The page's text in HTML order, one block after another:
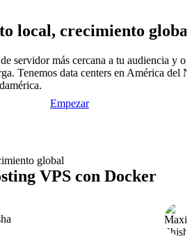
local, crecimiento global
servidor más cercana a tu audiencia y
Tenemos data centers en América del
Empezar
VPS con Docker